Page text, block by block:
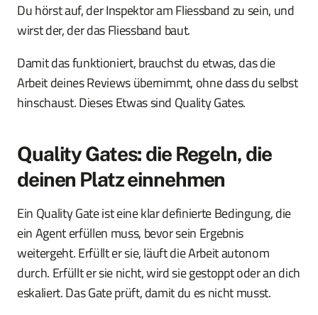
Du hörst auf, der Inspektor am Fliessband zu sein, und
wirst der, der das Fliessband baut.
Damit das funktioniert, brauchst du etwas, das die
Arbeit deines Reviews übernimmt, ohne dass du selbst
hinschaust. Dieses Etwas sind Quality Gates.
Quality Gates: die Regeln, die
deinen Platz einnehmen
Ein Quality Gate ist eine klar definierte Bedingung, die
ein Agent erfüllen muss, bevor sein Ergebnis
weitergeht. Erfüllt er sie, läuft die Arbeit autonom
durch. Erfüllt er sie nicht, wird sie gestoppt oder an dich
eskaliert. Das Gate prüft, damit du es nicht musst.